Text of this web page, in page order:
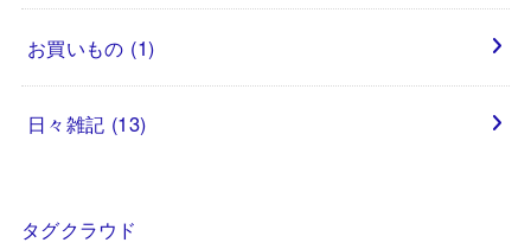
お買いもの (1)
日々雑記 (13)
タグクラウド